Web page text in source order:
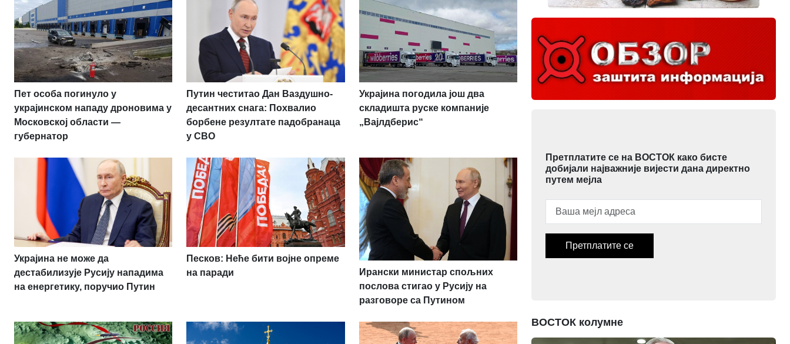
Пет особа погинуло у
украјинском нападу дроновима у
Московској области —
губернатор
Путин честитао Дан Ваздушно-
десантних снага: Похвалио
борбене резултате падобранаца
у СВО
Украјина погодила још два
складишта руске компаније
„Вајлдберис“
Украјина не може да
дестабилизује Русију нападима
на енергетику, поручио Путин
Песков: Неће бити војне опреме
на паради
Ирански министар спољних
послова стигао у Русију на
разговоре са Путином
Претплатите се на ВОСТОК како бисте
добијали најважније вијести дана директно
путем мејла
Претплатите се
ВОСТОК колумне